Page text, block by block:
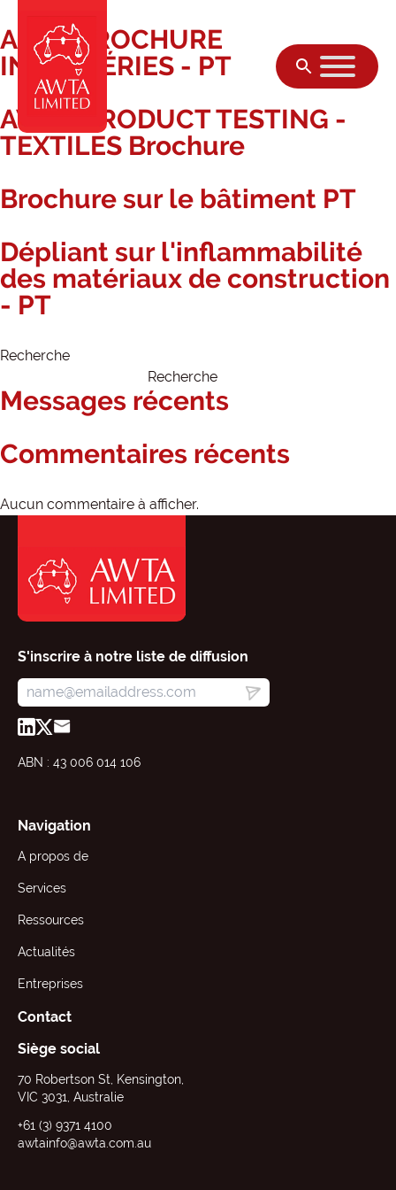
Skip to content
ACCL BROCHURE
INTEMPÉRIES - PT
AWTA PRODUCT TESTING -
TEXTILES Brochure
Brochure sur le bâtiment PT
Dépliant sur l'inflammabilité
des matériaux de construction
- PT
Recherche
Recherche
Messages récents
Commentaires récents
Aucun commentaire à afficher.
S'inscrire à notre liste de diffusion
ABN : 43 006 014 106
Navigation
A propos de
Services
Ressources
Actualités
Entreprises
Contact
Siège social
70 Robertson St, Kensington,
VIC 3031, Australie
+61 (3) 9371 4100
awtainfo@awta.com.au